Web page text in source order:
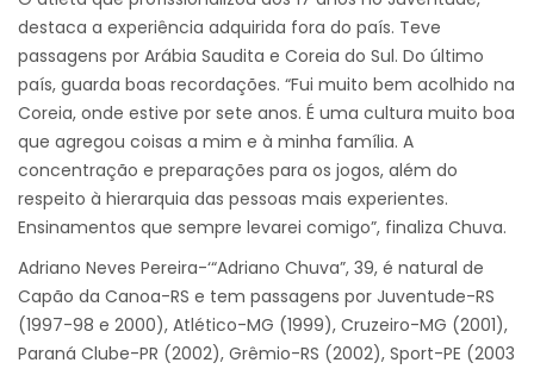
destaca a experiência adquirida fora do país. Teve
passagens por Arábia Saudita e Coreia do Sul. Do último
país, guarda boas recordações. “Fui muito bem acolhido na
Coreia, onde estive por sete anos. É uma cultura muito boa
que agregou coisas a mim e à minha família. A
concentração e preparações para os jogos, além do
respeito à hierarquia das pessoas mais experientes.
Ensinamentos que sempre levarei comigo”, finaliza Chuva.
Adriano Neves Pereira-‘“Adriano Chuva”, 39, é natural de
Capão da Canoa-RS e tem passagens por Juventude-RS
(1997-98 e 2000), Atlético-MG (1999), Cruzeiro-MG (2001),
Paraná Clube-PR (2002), Grêmio-RS (2002), Sport-PE (2003